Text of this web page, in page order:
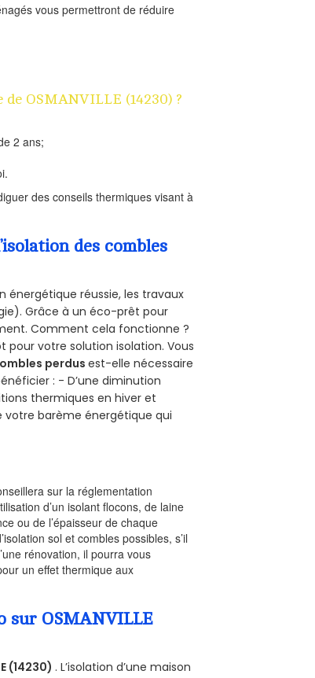
vous permettront de réduire
OSMANVILLE (14230) ?
2 ans;
des conseils thermiques visant à
des combles
énergétique réussie, les travaux
Grâce à un éco-prêt pour
Comment cela fonctionne ?
votre solution isolation. Vous
perdusest-elle nécessaire
: - D’une diminution
thermiques en hiver et
votre barème énergétique qui
sur la réglementation
d’un isolant flocons, de laine
ou de l’épaisseur de chaque
sol et combles possibles, s’il
rénovation, il pourra vous
un effet thermique aux
sur OSMANVILLE
(14230) . L’isolation d’une maison